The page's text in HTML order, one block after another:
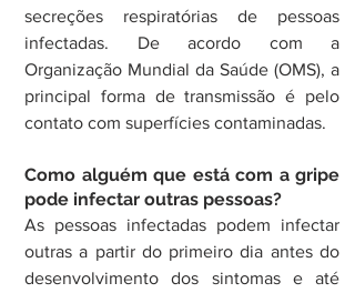
secreções respiratórias de pessoas
infectadas. De acordo com a
Organização Mundial da Saúde (OMS), a
principal forma de transmissão é pelo
contato com superfícies contaminadas.
Como alguém que está com a gripe
pode infectar outras pessoas?
As pessoas infectadas podem infectar
outras a partir do primeiro dia antes do
desenvolvimento dos sintomas e até